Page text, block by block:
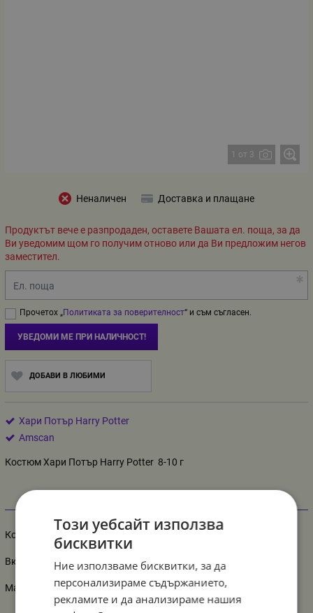
1 от 3
Неналичен Доставка и плащане
Продуктът вече е разпродаден, оставете Вашата ел. поща, за да
Ви уведомим щом го получим отново или да Ви предложим негов
заместител.
Ел. поща
Прочетох „Политиката за поверителност“ и съм съгласен.
УВЕДОМИ МЕ ПРИ НАЛИЧНОСТ!
ДОБАВИ В ЛЮБИМИ
Хари Потър Harry Potter
Amscan
Костюм Хари Потър Harry Potter 8-10 г
Костюм Хари Потър за ръст около 134 см.
Включва халат, очила, пръчка
Материал: полиестер, пластмаса.
Този уебсайт използва
бисквитки
Ние използваме бисквитки, за да
персонализираме съдържанието,
рекламите и да анализираме нашия